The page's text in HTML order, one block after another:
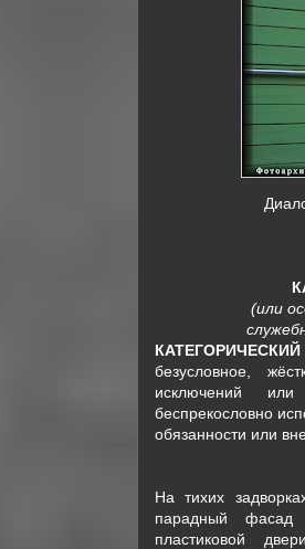
(или
безусловное,
исключений
беспрекословно
обязанности или
На тихих
парадный фасад
пластиковой